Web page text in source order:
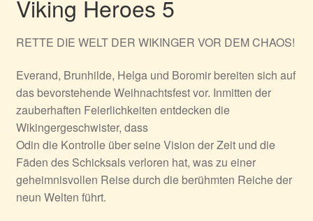
Viking Heroes 5
RETTE DIE WELT DER WIKINGER VOR DEM CHAOS!
Everand, Brunhilde, Helga und Boromir bereiten sich auf
das bevorstehende Weihnachtsfest vor. Inmitten der
zauberhaften Feierlichkeiten entdecken die
Wikingergeschwister, dass
Odin die Kontrolle über seine Vision der Zeit und die
Fäden des Schicksals verloren hat, was zu einer
geheimnisvollen Reise durch die berühmten Reiche der
neun Welten führt.